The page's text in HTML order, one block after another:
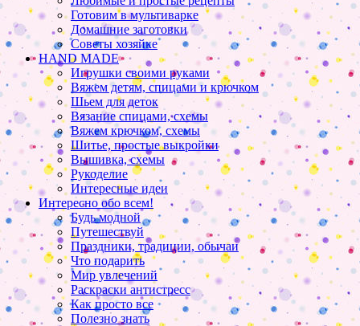
Готовим в мультиварке
Домашние заготовки
Советы хозяйке
HAND MADE
Игрушки своими руками
Вяжем детям, спицами и крючком
Шьем для деток
Вязание спицами, схемы
Вяжем крючком, схемы
Шитье, простые выкройки
Вышивка, схемы
Рукоделие
Интересные идеи
Интересно обо всем!
Будь модной
Путешествуй
Праздники, традиции, обычаи
Что подарить
Мир увлечений
Раскраски антистресс
Как просто все
Полезно знать